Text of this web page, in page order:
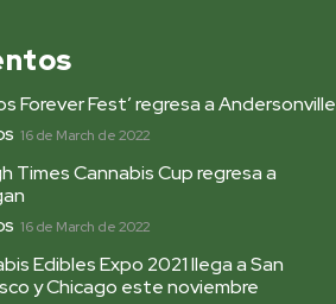
Forever Fest’ regresa a Andersonville
16 de March de 2022
Times Cannabis Cup regresa a
16 de March de 2022
Edibles Expo 2021 llega a San
y Chicago este noviembre